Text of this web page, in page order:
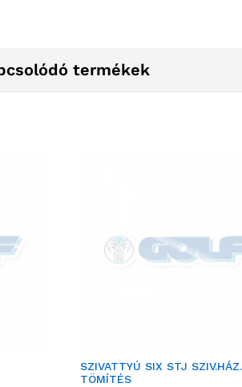
termékek
SZIVATTYÚ SIX STJ SZIV.HÁZ.
TÖMÍTÉS